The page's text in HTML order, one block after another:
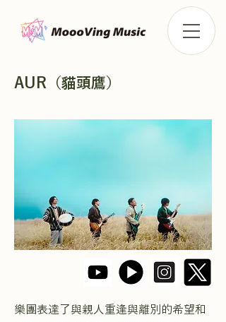
樂團表達了與親人重逢與離別的希望和
AUR（貓頭鷹）